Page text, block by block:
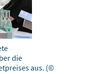
die
aus. (©